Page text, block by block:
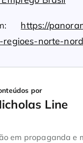
https://
norte-
por
Line
em propaganda e